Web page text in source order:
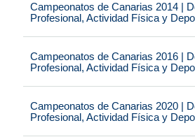
Campeonatos de Canarias 2014 |
Profesional, Actividad Física y
Campeonatos de Canarias 2016 |
Profesional, Actividad Física y
Campeonatos de Canarias 2020 |
Profesional, Actividad Física y